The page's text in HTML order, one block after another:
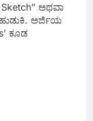
ಅಥವಾ
ಹುಡುಕಿ. ಅರ್ಜಿಯ
ಕೂಡ